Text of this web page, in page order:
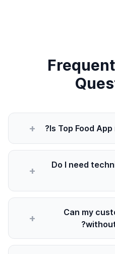
Is Top Food
+
Do I need
+
Can my
+